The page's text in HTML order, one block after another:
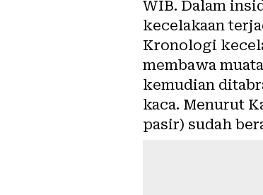
WIB. Dalam
kecelakaan
Kronologi
membawa
kemudian
kaca. Menurut
pasir) sudah